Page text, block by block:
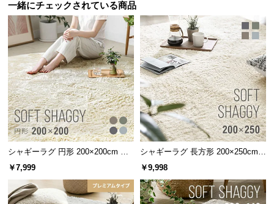
一緒にチェックされている商品
シャギーラグ 円形 200×200cm 洗
える 防音 防ダニ 抗菌防臭 滑り止
め付き
￥7,999
シャギーラグ 長方形 200×250cm
洗える 防音 防ダニ 抗菌防臭 滑り
止め付き
￥9,998